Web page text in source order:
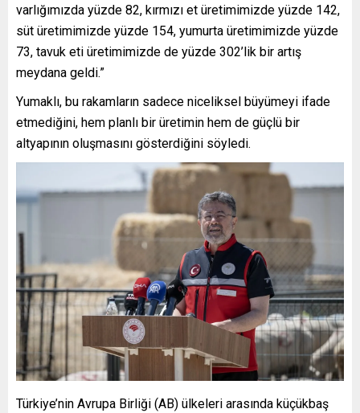
varlığımızda yüzde 82, kırmızı et üretimimizde yüzde 142,
süt üretimimizde yüzde 154, yumurta üretimimizde yüzde
73, tavuk eti üretimimizde de yüzde 302’lik bir artış
meydana geldi.”
Yumaklı, bu rakamların sadece niceliksel büyümeyi ifade
etmediğini, hem planlı bir üretimin hem de güçlü bir
altyapının oluşmasını gösterdiğini söyledi.
Türkiye’nin Avrupa Birliği (AB) ülkeleri arasında küçükbaş